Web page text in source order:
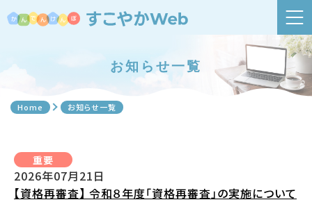
お知らせ一覧
Home お知らせ一覧
重要
2026年07月21日
【資格再審査】 令和８年度「資格再審査」の実施について